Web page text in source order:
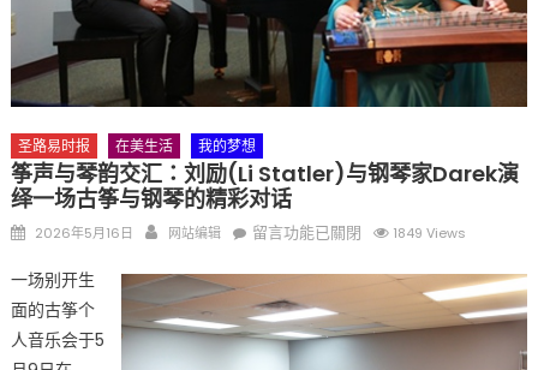
圣路易时报 在美生活 我的梦想
筝声与琴韵交汇：刘励(Li Statler)与钢琴家Darek演
绎一场古筝与钢琴的精彩对话
Posted
2026年5月16日 Author
网站编辑
在
声
与
琴
留言功能已關閉 1849 Views
一场别开生
面的古筝个
人音乐会于5